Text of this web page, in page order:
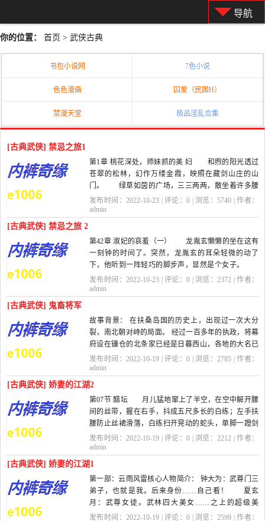
导航
你的位置： 首页 > 武侠古典
书包小说网 7色小说
色色漫画 囚爱（民国H）
禁漫天堂 极品淫乱合集
[古典武侠] 禁忌之旅1
第1章 桃花深处，师妹抓的美 妇 和煦的阳光透过
苍翠的松林，幻作万缕金霞，映照在藏剑山庄的山
门。 绿草如茵的广场，三三两两，散坐着许多腰
系长剑的年青武士，欢笑之声不时从人...
发布时间：2022-10-23 | 评论：0 | 浏览：5740 | 作者：
admin
[古典武侠] 禁忌之旅 2
第42章 淑妃的哀羞（一） 龙胤玄懒懒的坐在这有
一刻钟的时间了。突然，龙胤玄的耳朵轻微的动了
下，他听到一阵轻巧的脚步声，显然是个女子。
他知道，那个令他很好奇的淑妃来了。...
发布时间：2022-10-23 | 评论：0 | 浏览：2372 | 作者：
admin
[古典武侠] 鬼畜将军
故事背景： 在扶桑岛国的历史上，出现过一次大分
裂，南北朝对峙的局面。 经过一百多年的执政，将幕
府设在镰仓的北条家已经是日暮西山，各地的大名已
经纷纷据地而自治，渐渐和...
发布时间：2022-10-19 | 评论：0 | 浏览：2785 | 作者：
admin
[古典武侠] 娇妻的江湖2
第07节 醋坛 月儿猛地窜上了半空，在空中解开腰
间的丝带，握在右手，抖成五尺多长的白练；左手扶
腰防止丝裙滑落，白练扫开晃动的蛇头，单脚一蹬剑
柄，再飘飞起来。 看来月儿只有这...
发布时间：2022-10-19 | 评论：0 | 浏览：2212 | 作者：
admin
[古典武侠] 娇妻的江湖1
第一部：云雨风雷核心人物简介： 钟大为：武尊门三
弟子，也就是我。后来身份……自己看！ 夏玄
月：武尊女徒。武林四大美女……之上的超级美
女…… 武尊：名字不知道，似乎复姓独...
发布时间：2022-10-19 | 评论：0 | 浏览：2599 | 作者：